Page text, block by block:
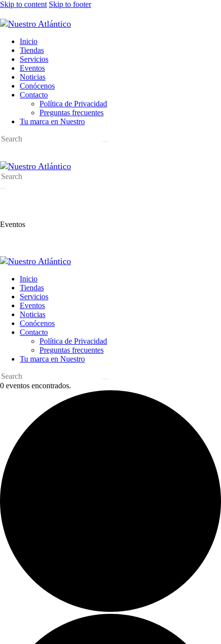
Skip to content Skip to footer
Inicio
Tiendas
Servicios
Eventos
Noticias
Conócenos
Contacto
Política de Privacidad
Preguntas frecuentes
Tu marca en Nuestro
Eventos
Inicio
Tiendas
Servicios
Eventos
Noticias
Conócenos
Contacto
Política de Privacidad
Preguntas frecuentes
Tu marca en Nuestro
0 eventos encontrados.